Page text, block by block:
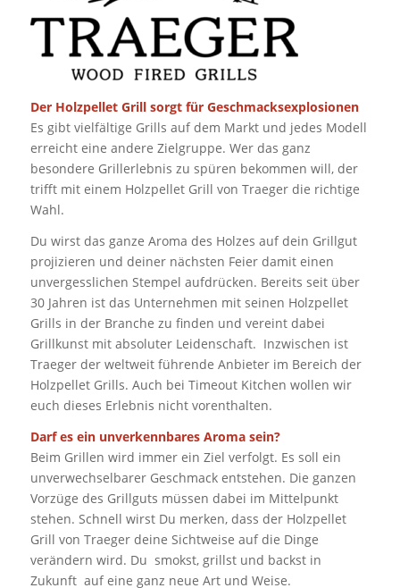
Der Holzpellet Grill sorgt für Geschmacksexplosionen
Es gibt vielfältige Grills auf dem Markt und jedes Modell
erreicht eine andere Zielgruppe. Wer das ganz
besondere Grillerlebnis zu spüren bekommen will, der
trifft mit einem Holzpellet Grill von Traeger die richtige
Wahl.
Du wirst das ganze Aroma des Holzes auf dein Grillgut
projizieren und deiner nächsten Feier damit einen
unvergesslichen Stempel aufdrücken. Bereits seit über
30 Jahren ist das Unternehmen mit seinen Holzpellet
Grills in der Branche zu finden und vereint dabei
Grillkunst mit absoluter Leidenschaft. Inzwischen ist
Traeger der weltweit führende Anbieter im Bereich der
Holzpellet Grills. Auch bei Timeout Kitchen wollen wir
euch dieses Erlebnis nicht vorenthalten.
Darf es ein unverkennbares Aroma sein?
Beim Grillen wird immer ein Ziel verfolgt. Es soll ein
unverwechselbarer Geschmack entstehen. Die ganzen
Vorzüge des Grillguts müssen dabei im Mittelpunkt
stehen. Schnell wirst Du merken, dass der Holzpellet
Grill von Traeger deine Sichtweise auf die Dinge
verändern wird. Du smokst, grillst und backst in
Zukunft auf eine ganz neue Art und Weise.